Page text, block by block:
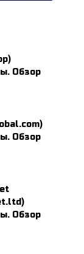
Обзор
Обзор
Обзор